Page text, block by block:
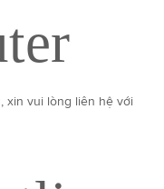
xin vui lòng liên hệ với